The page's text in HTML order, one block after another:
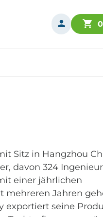
Sitz in Hangzhou
davon 324
einer jährlichen
mehreren Jahren
exportiert seine